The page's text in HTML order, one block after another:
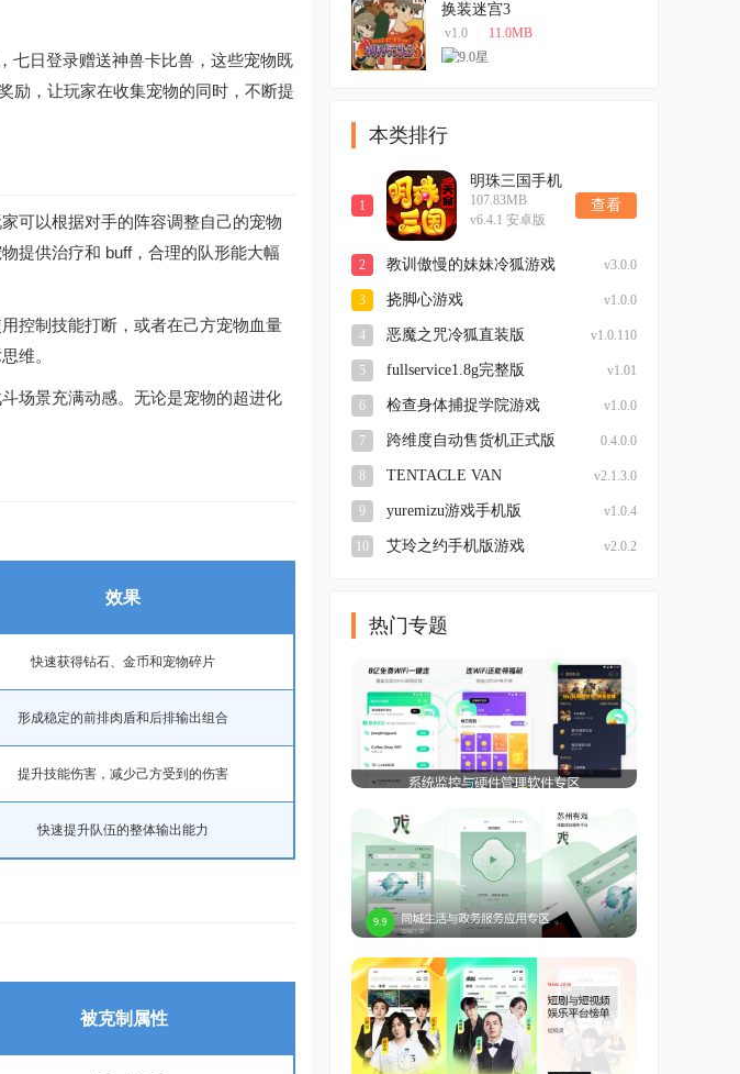
七日登录赠送神兽卡比兽，这些宠物既
励，让玩家在收集宠物的同时，不断提
可以根据对手的阵容调整自己的宠物
提供治疗和 buff，合理的队形能大幅
控制技能打断，或者在己方宠物血量
维。
场景充满动感。无论是宠物的超进化
效果
快速获得钻石、金币和宠物碎片
形成稳定的前排肉盾和后排输出组合
提升技能伤害，减少己方受到的伤害
快速提升队伍的整体输出能力
被克制属性
换装迷宫3
v1.0 11.0MB
本类排行
1
明珠三国手机
版
107.83MB
v6.4.1 安卓版
查看
2 教训傲慢的妹妹冷狐游戏 v3.0.0
3 挠脚心游戏 v1.0.0
4 恶魔之咒冷狐直装版 v1.0.110
5 fullservice1.8g完整版 v1.01
6 检查身体捕捉学院游戏 v1.0.0
7 跨维度自动售货机正式版 0.4.0.0
8 TENTACLE VAN v2.1.3.0
9 yuremizu游戏手机版 v1.0.4
10 艾玲之约手机版游戏 v2.0.2
热门专题